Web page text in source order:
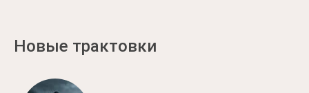
Новые трактовки